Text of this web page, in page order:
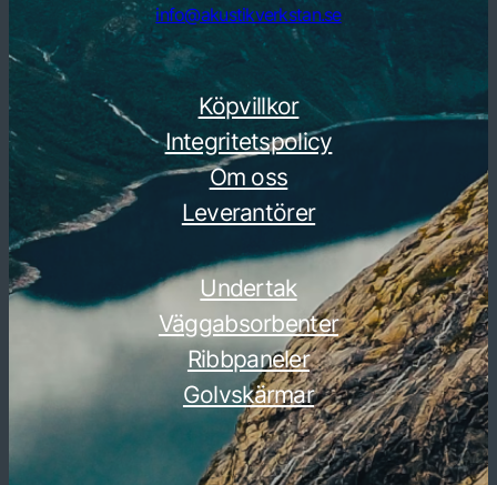
info@akustikverkstan.se
Köpvillkor
Integritetspolicy
Om oss
Leverantörer
Undertak
Väggabsorbenter
Ribbpaneler
Golvskärmar